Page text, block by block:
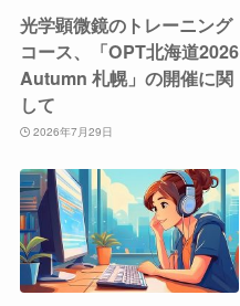
光学顕微鏡のトレーニング
コース、「OPT北海道2026
Autumn 札幌」の開催に関
して
2026年7月29日